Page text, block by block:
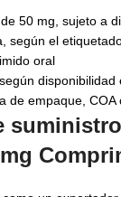
50 mg, sujeto a
según el
oral
de empaque,